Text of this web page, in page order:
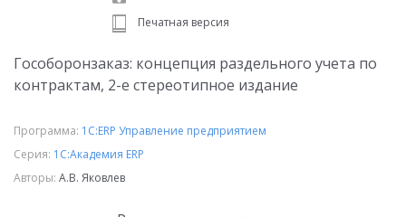
Гособоронзаказ: концепция раздельного учета по
контрактам, 2-е стереотипное издание
Печатная версия
Программа: 1С:ERP Управление предприятием
Серия: 1С:Академия ERP
Авторы: А.В. Яковлев